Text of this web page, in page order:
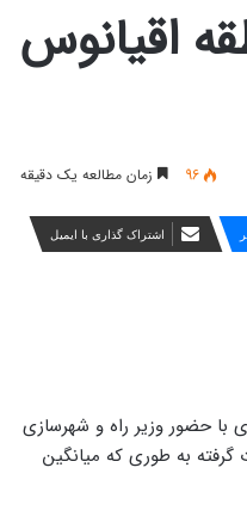
اقیانوس
96 زمان مطالعه یک دقیقه
اشتراک گذاری با ایمیل
با حضور وزیر راه و شهرسازی
به طوری که میانگین